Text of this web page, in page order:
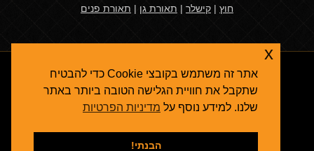
חוץ | קישלר | תאורת גן | תאורת פנים
קידום אתרים בגוגל
אתר זה משתמש בקובצי Cookie כדי להבטיח
שתקבל את חוויית הגלישה הטובה ביותר באתר
שלנו. למידע נוסף על מדיניות הפרטיות
הבנתי!
x